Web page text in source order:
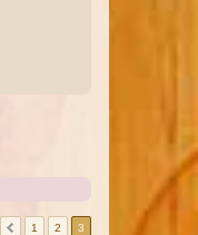
1 2 3